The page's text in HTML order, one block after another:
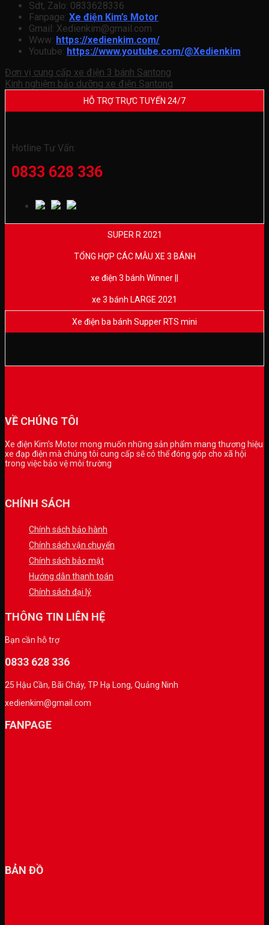
Sdt, Zalo: 0833628336
Fanpage: Xe điện Kim’s Motor
Gmail: Xedienkim@gmail.com
Www: https://xedienkim.com/
Youtube: https://www.youtube.com/@Xedienkim
Đơn vị cung cấp xe điện 3 bánh Santong
Kinh nghiệm bảo dưỡng xe điện Santong
HỖ TRỢ TRỰC TUYẾN 24/7
Hotline Tư Vấn:
0833 628 336
SUPER R 2021
TỔNG HỢP CÁC MẪU XE 3 BÁNH
xe điện 3 bánh Winner ||
xe 3 bánh LARGE 2021
Xe điện ba bánh Supper RTS mini
VỀ CHÚNG TÔI
Xe điện Kim’s Motor mong muốn những sản phẩm mang thương hiệu
xe đạp điện mà chúng tôi cung cấp sẽ có thể đóng góp cho xã hội
trong việc bảo vệ môi trường
CHÍNH SÁCH
Chính sách bảo hành
Chính sách vận chuyển
Chính sách bảo mật
Hướng dẫn thanh toán
Chính sách đại lý
THÔNG TIN LIÊN HỆ
Bạn cần hỗ trợ
0833 628 336
25 Hậu Cần, Bãi Cháy, TP Hạ Long, Quảng Ninh
xedienkim@gmail.com
FANPAGE
BẢN ĐỒ